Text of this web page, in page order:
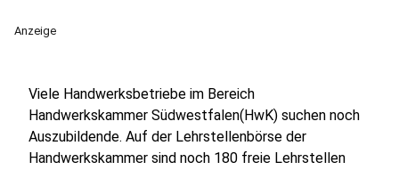
Anzeige
Viele Handwerksbetriebe im Bereich
Handwerkskammer Südwestfalen(HwK) suchen noch
Auszubildende. Auf der Lehrstellenbörse der
Handwerkskammer sind noch 180 freie Lehrstellen